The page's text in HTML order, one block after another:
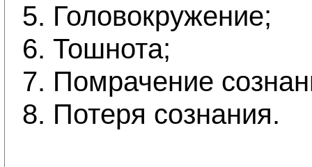
5. Головокружение;
6. Тошнота;
7. Помрачение
8. Потеря сознания.